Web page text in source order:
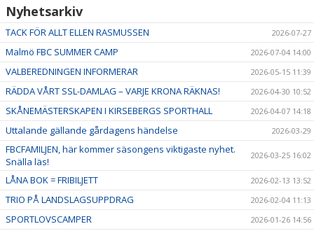
Nyhetsarkiv
TACK FÖR ALLT ELLEN RASMUSSEN 2026-07-27
Malmö FBC SUMMER CAMP 2026-07-04 14:00
VALBEREDNINGEN INFORMERAR 2026-05-15 11:39
RÄDDA VÅRT SSL-DAMLAG – VARJE KRONA RÄKNAS! 2026-04-30 10:52
SKÅNEMÄSTERSKAPEN I KIRSEBERGS SPORTHALL 2026-04-07 14:18
Uttalande gällande gårdagens händelse 2026-03-29
FBCFAMILJEN, här kommer säsongens viktigaste nyhet.
Snälla läs!
2026-03-25 16:02
LÅNA BOK = FRIBILJETT 2026-02-13 13:52
TRIO PÅ LANDSLAGSUPPDRAG 2026-02-04 11:13
SPORTLOVSCAMPER 2026-01-26 14:56